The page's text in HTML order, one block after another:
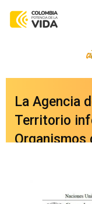
La Agencia
Territorio
Organismos
portal web